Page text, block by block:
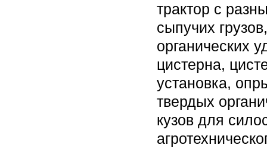
трактор с
сыпучих
органических
цистерна,
установка,
твердых
кузов для